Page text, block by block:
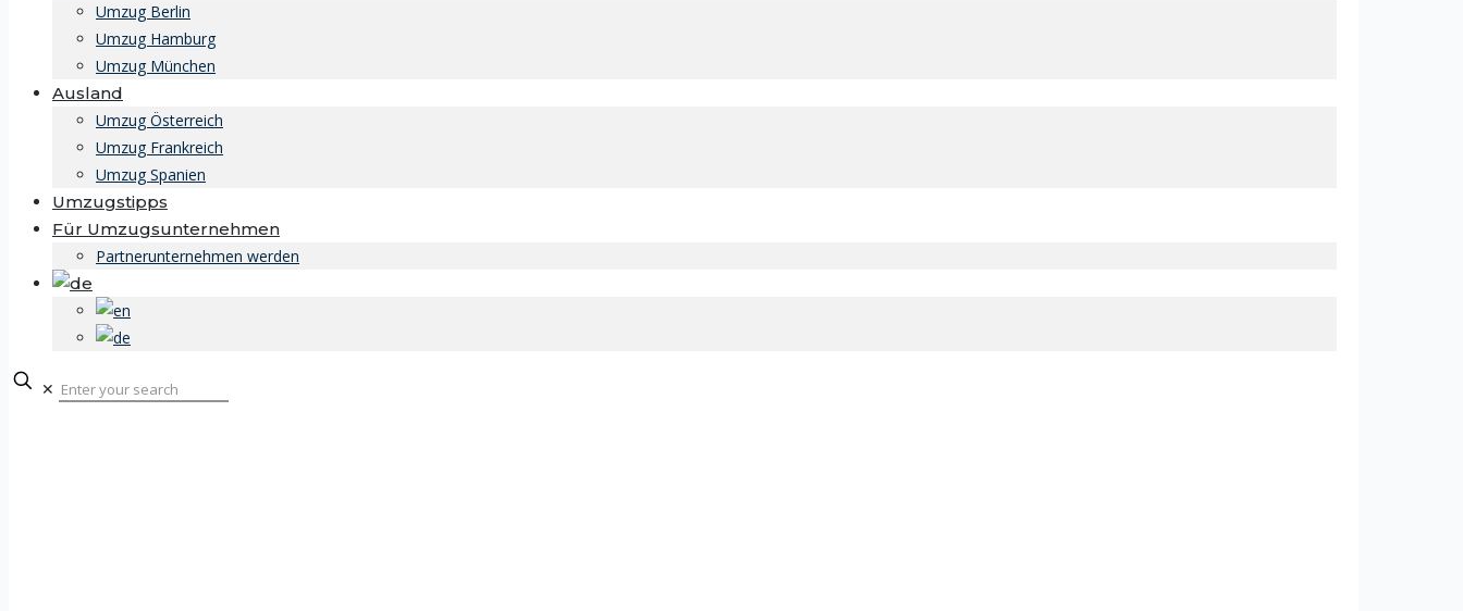
Umzug Berlin
Umzug Hamburg
Umzug München
Ausland
Umzug Österreich
Umzug Frankreich
Umzug Spanien
Umzugstipps
Für Umzugsunternehmen
Partnerunternehmen werden
✕